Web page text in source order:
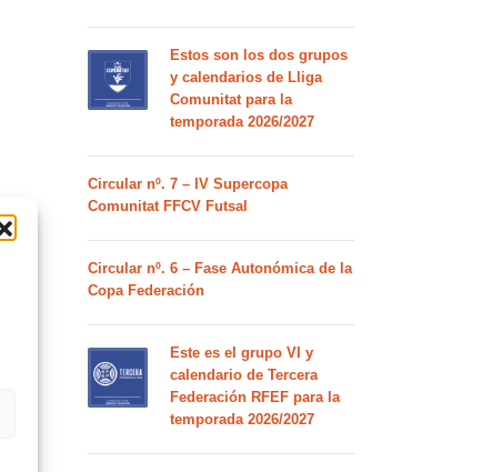
Estos son los dos grupos
y calendarios de Lliga
Comunitat para la
temporada 2026/2027
Circular nº. 7 – IV Supercopa
Comunitat FFCV Futsal
Circular nº. 6 – Fase Autonómica de la
Copa Federación
Este es el grupo VI y
calendario de Tercera
Federación RFEF para la
temporada 2026/2027